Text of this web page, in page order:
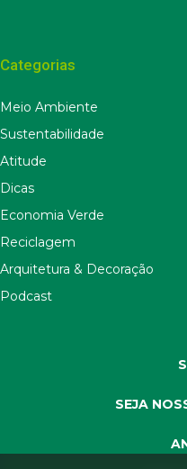
Categorias
Meio Ambiente
Sustentabilidade
Atitude
Dicas
Economia Verde
Reciclagem
Arquitetura & Decoração
Podcast
SEJA